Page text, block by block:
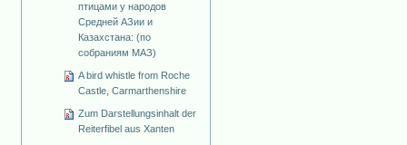
птицами у народов
Средней АЗии и
Казахстана: (по
собраниям МАЗ)
A bird whistle from Roche
Castle, Carmarthenshire
Zum Darstellungsinhalt der
Reiterfibel aus Xanten